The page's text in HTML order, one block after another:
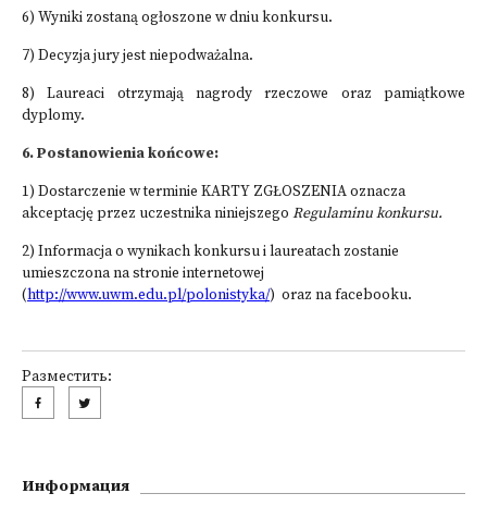
6) Wyniki zostaną ogłoszone w dniu konkursu.
7) Decyzja jury jest niepodważalna.
8) Laureaci otrzymają nagrody rzeczowe oraz pamiątkowe
dyplomy.
6. Postanowienia końcowe:
1) Dostarczenie w terminie KARTY ZGŁOSZENIA oznacza
akceptację przez uczestnika niniejszego Regulaminu konkursu.
2) Informacja o wynikach konkursu i laureatach zostanie
umieszczona na stronie internetowej
(http://www.uwm.edu.pl/polonistyka/) oraz na facebooku.
Разместить:
Информация